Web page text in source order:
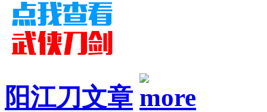
阳江刀文章